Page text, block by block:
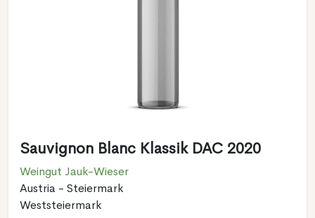
Sauvignon Blanc Klassik DAC 2020
Weingut Jauk-Wieser
Austria - Steiermark
Weststeiermark